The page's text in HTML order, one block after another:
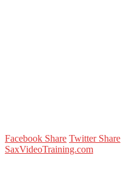
Facebook Share Twitter Share
SaxVideoTraining.com